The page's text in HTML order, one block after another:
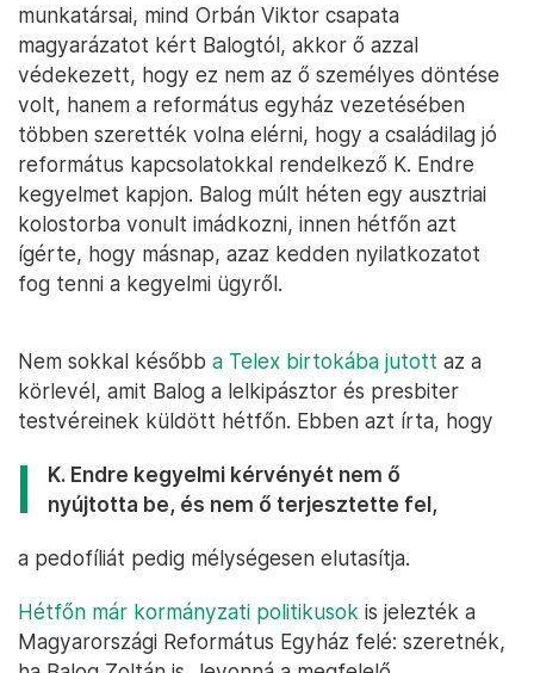
munkatársai, mind Orbán Viktor csapata
magyarázatot kért Balogtól, akkor ő azzal
védekezett, hogy ez nem az ő személyes döntése
volt, hanem a református egyház vezetésében
többen szerették volna elérni, hogy a családilag jó
református kapcsolatokkal rendelkező K. Endre
kegyelmet kapjon. Balog múlt héten egy ausztriai
kolostorba vonult imádkozni, innen hétfőn azt
ígérte, hogy másnap, azaz kedden nyilatkozatot
fog tenni a kegyelmi ügyről.
Nem sokkal később a Telex birtokába jutott az a
körlevél, amit Balog a lelkipásztor és presbiter
testvéreinek küldött hétfőn. Ebben azt írta, hogy
K. Endre kegyelmi kérvényét nem ő
nyújtotta be, és nem ő terjesztette fel,
a pedofíliát pedig mélységesen elutasítja.
Hétfőn már kormányzati politikusok is jelezték a
Magyarországi Református Egyház felé: szeretnék,